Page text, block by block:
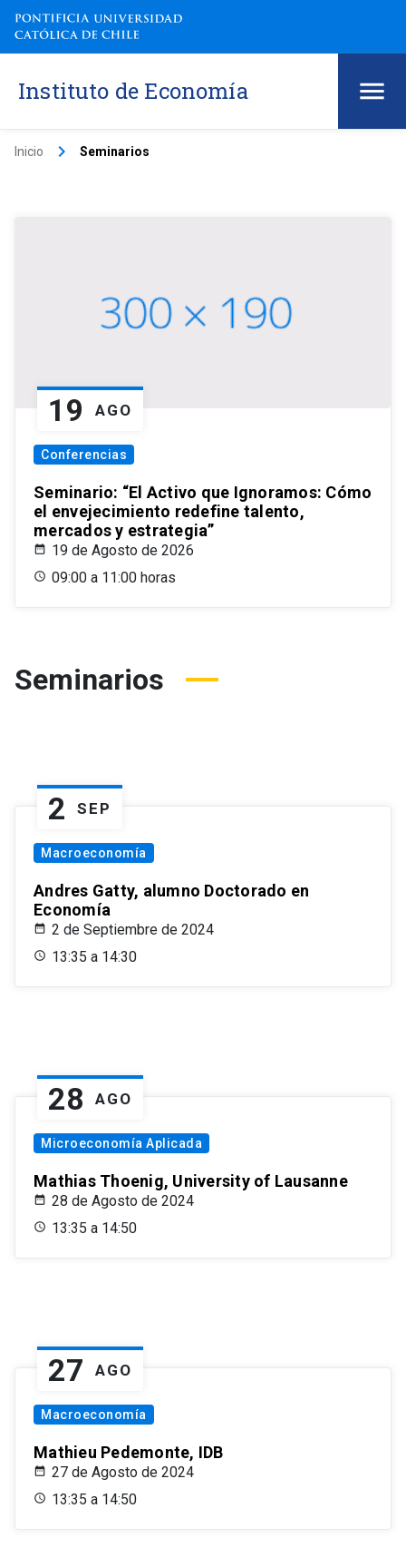
Instituto de Economía
Inicio keyboard_arrow_right Seminarios
19 AGO
Conferencias
Seminario: “El Activo que Ignoramos: Cómo
el envejecimiento redefine talento,
mercados y estrategia”
19 de Agosto de 2026
09:00 a 11:00 horas
Seminarios
2 SEP
Macroeconomía
Andres Gatty, alumno Doctorado en
Economía
2 de Septiembre de 2024
13:35 a 14:30
28 AGO
Microeconomía Aplicada
Mathias Thoenig, University of Lausanne
28 de Agosto de 2024
13:35 a 14:50
27 AGO
Macroeconomía
Mathieu Pedemonte, IDB
27 de Agosto de 2024
13:35 a 14:50